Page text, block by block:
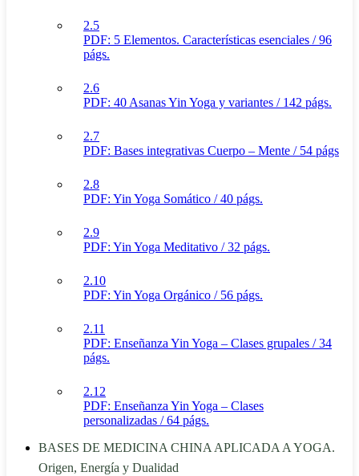
2.5
PDF: 5 Elementos. Características esenciales / 96
págs.
2.6
PDF: 40 Asanas Yin Yoga y variantes / 142 págs.
2.7
PDF: Bases integrativas Cuerpo – Mente / 54 págs
2.8
PDF: Yin Yoga Somático / 40 págs.
2.9
PDF: Yin Yoga Meditativo / 32 págs.
2.10
PDF: Yin Yoga Orgánico / 56 págs.
2.11
PDF: Enseñanza Yin Yoga – Clases grupales / 34
págs.
2.12
PDF: Enseñanza Yin Yoga – Clases
personalizadas / 64 págs.
BASES DE MEDICINA CHINA APLICADA A YOGA.
Origen, Energía y Dualidad